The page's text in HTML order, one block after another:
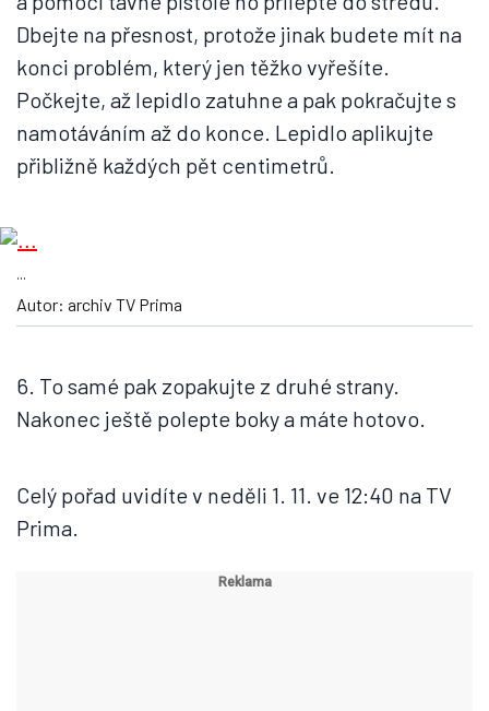
Dbejte na přesnost, protože jinak budete mít na
konci problém, který jen těžko vyřešíte.
Počkejte, až lepidlo zatuhne a pak pokračujte s
namotáváním až do konce. Lepidlo aplikujte
přibližně každých pět centimetrů.
...
Autor: archiv TV Prima
6. To samé pak zopakujte z druhé strany.
Nakonec ještě polepte boky a máte hotovo.
Celý pořad uvidíte v neděli 1. 11. ve 12:40 na TV
Prima.